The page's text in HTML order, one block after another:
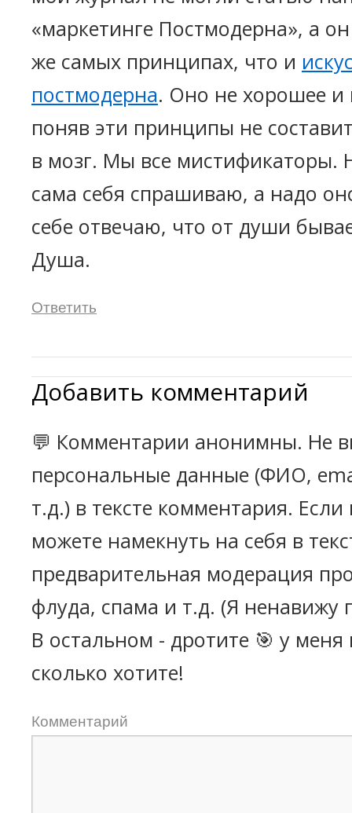
«маркетинге Постмодерна», а
же самых принципах, что и
постмодерна. Оно не хорошее и
поняв эти принципы не
в мозг. Мы все мистификаторы.
сама себя спрашиваю, а надо
себе отвечаю, что от души
Душа.
Ответить
Добавить комментарий
💬 Комментарии анонимны. Не
персональные данные (ФИО,
т.д.) в тексте комментария.
можете намекнуть на себя в
предварительная модерация
флуда, спама и т.д. (Я ненавижу
В остальном - дротите 🎯 у
сколько хотите!
Комментарий